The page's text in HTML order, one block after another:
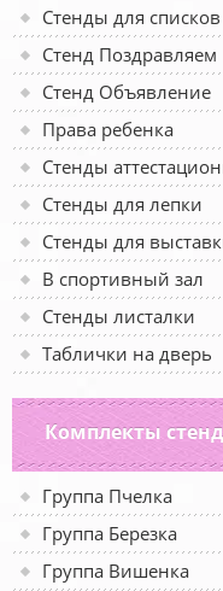
Стенды для списков
Стенд Поздравляем
Стенд Объявление
Права ребенка
Стенды
Стенды для лепки
Стенды для
В спортивный зал
Стенды листалки
Таблички на дверь
Комплекты
Группа Пчелка
Группа Березка
Группа Вишенка